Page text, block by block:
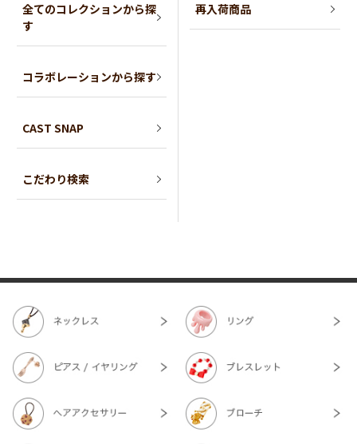
全てのコレクションから探
す
コラボレーションから探す
CAST SNAP
こだわり検索
再入荷商品